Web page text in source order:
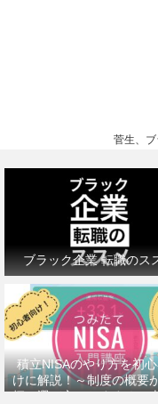
菅生、ブ
ブラック企業 転職のス
積立NISAのやり方を初
けに解説！～制度の概要
柄の選び方、おすすめの